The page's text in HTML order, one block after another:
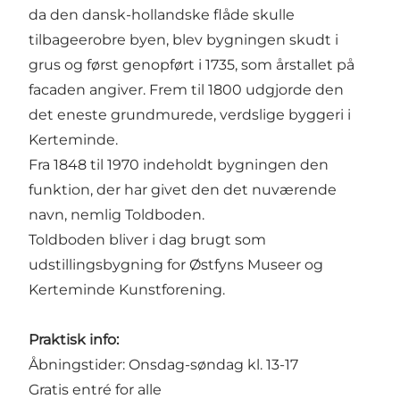
da den dansk-hollandske flåde skulle
tilbageerobre byen, blev bygningen skudt i
grus og først genopført i 1735, som årstallet på
facaden angiver. Frem til 1800 udgjorde den
det eneste grundmurede, verdslige byggeri i
Kerteminde.
Fra 1848 til 1970 indeholdt bygningen den
funktion, der har givet den det nuværende
navn, nemlig Toldboden.
Toldboden bliver i dag brugt som
udstillingsbygning for Østfyns Museer og
Kerteminde Kunstforening.
Praktisk info:
Åbningstider: Onsdag-søndag kl. 13-17
Gratis entré for alle